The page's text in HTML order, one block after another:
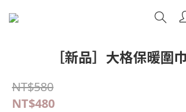
［新品］大格保暖圍
NT$580
NT$480